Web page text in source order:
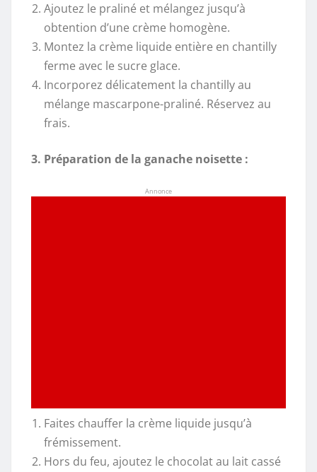
Ajoutez le praliné et mélangez jusqu’à
obtention d’une crème homogène.
Montez la crème liquide entière en chantilly
ferme avec le sucre glace.
Incorporez délicatement la chantilly au
mélange mascarpone-praliné. Réservez au
frais.
3. Préparation de la ganache noisette :
Annonce
Faites chauffer la crème liquide jusqu’à
frémissement.
Hors du feu, ajoutez le chocolat au lait cassé